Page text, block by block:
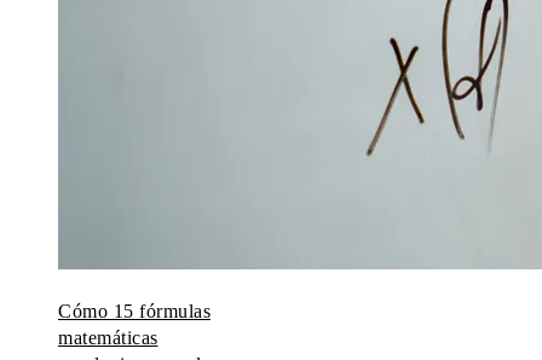
Cómo 15 fórmulas
matemáticas